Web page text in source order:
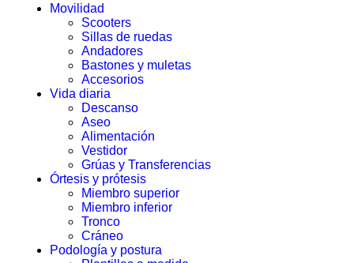
Movilidad
Scooters
Sillas de ruedas
Andadores
Bastones y muletas
Accesorios
Vida diaria
Descanso
Aseo
Alimentación
Vestidor
Grúas y Transferencias
Órtesis y prótesis
Miembro superior
Miembro inferior
Tronco
Cráneo
Podología y postura